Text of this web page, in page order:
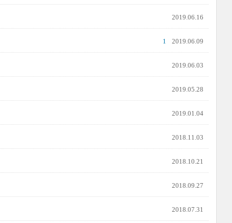
2019.06.16
2019.06.09
1
2019.06.03
2019.05.28
2019.01.04
2018.11.03
2018.10.21
2018.09.27
2018.07.31